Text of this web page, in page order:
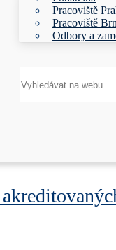
Pracoviště
Pracoviště
Odbory a